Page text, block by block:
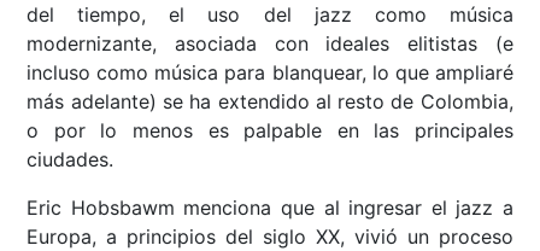
del tiempo, el uso del jazz como música
modernizante, asociada con ideales elitistas (e
incluso como música para blanquear, lo que ampliaré
más adelante) se ha extendido al resto de Colombia,
o por lo menos es palpable en las principales
ciudades.
Eric Hobsbawm menciona que al ingresar el jazz a
Europa, a principios del siglo XX, vivió un proceso